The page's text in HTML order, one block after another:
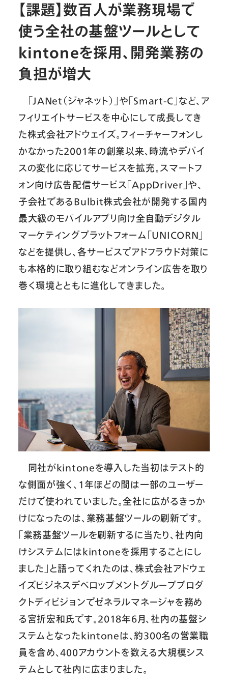
【課題】数百人が業務現場で
使う全社の基盤ツールとして
kintoneを採用、開発業務の
負担が増大
「JANet（ジャネット）」や「Smart-C」など、ア
フィリエイトサービスを中心にして成長してき
た株式会社アドウェイズ。フィーチャーフォンし
かなかった2001年の創業以来、時流やデバイ
スの変化に応じてサービスを拡充。スマートフ
ォン向け広告配信サービス「AppDriver」や、
子会社であるBulbit株式会社が開発する国内
最大級のモバイルアプリ向け全自動デジタル
マーケティングプラットフォーム「UNICORN」
などを提供し、各サービスでアドフラウド対策に
も本格的に取り組むなどオンライン広告を取り
巻く環境とともに進化してきました。
同社がkintoneを導入した当初はテスト的
な側面が強く、1年ほどの間は一部のユーザー
だけで使われていました。全社に広がるきっか
けになったのは、業務基盤ツールの刷新です。
「業務基盤ツールを刷新するに当たり、社内向
けシステムにはkintoneを採用することにし
ました」と語ってくれたのは、株式会社アドウェ
イズビジネスデベロップメントグループプロダ
クトディビジョンでゼネラルマネージャを務め
る宮折宏和氏です。2018年6月、社内の基盤シ
ステムとなったkintoneは、約300名の営業職
員を含め、400アカウントを数える大規模シス
テムとして社内に広まりました。